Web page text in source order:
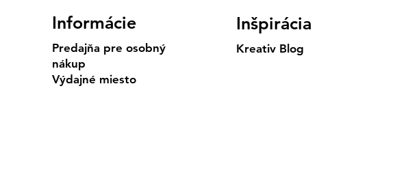
Informácie
Predajňa pre osobný
nákup
Výdajné miesto
Inšpirácia
Kreativ Blog